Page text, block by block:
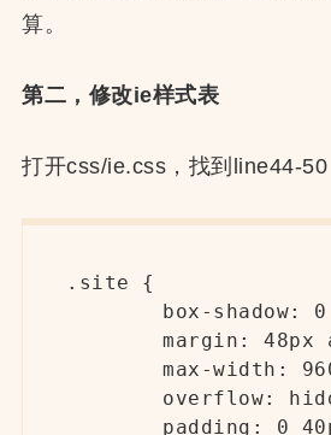
算。
第二，修改ie样式表
打开css/ie.css，找到line44-50
.site {